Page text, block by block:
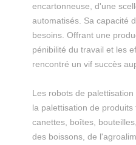
encartonneuse, d'une
automatisés. Sa capacité
besoins. Offrant une
pénibilité du travail et les
rencontré un vif succès
Les robots de
la palettisation de
canettes, boîtes,
des boissons, de